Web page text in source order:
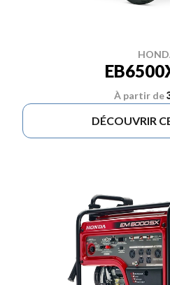
À partir de
DÉCOUVRIR